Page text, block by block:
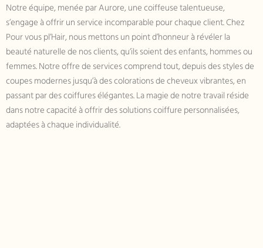
Notre équipe, menée par Aurore, une coiffeusetalentueuse,
s’engage à offrir un service incomparable pour chaque client. Chez
Pour vous pl’Hair, nous mettons un point d’honneur à révéler la
beauté naturelle de nos clients, qu’ils soient des enfants, hommes ou
femmes. Notre offre de services comprend tout, depuis des styles de
coupes modernes jusqu’à des colorations de cheveux vibrantes, en
passant par des coiffures élégantes. La magie de notre travail réside
dans notre capacité à offrir des solutions coiffure personnalisées,
adaptées à chaque individualité.